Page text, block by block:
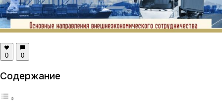
0 0
Содержание